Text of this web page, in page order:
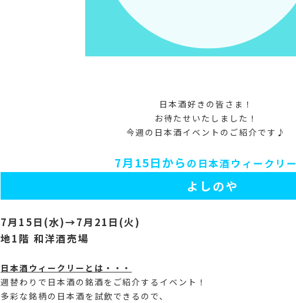
日本酒好きの皆さま！
お待たせいたしました！
今週の日本酒イベントのご紹介です♪
7月15日から の日本酒 ウィークリー
よしのや
7月15日(水)→7月21 日(火)
地1階 和洋酒売場
日本酒ウィークリーとは・・・
週替わりで日本酒の銘酒をご紹介するイベント！
多彩な銘柄の日本酒を試飲できるので、